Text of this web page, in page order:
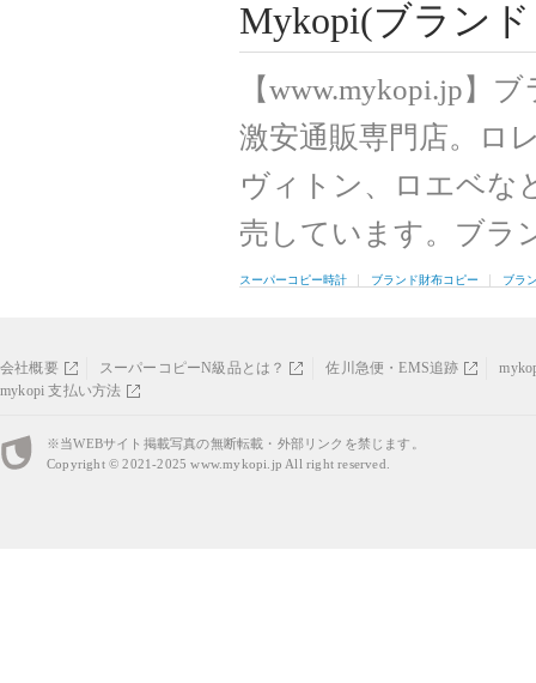
Mykopi(ブラン
【www.mykopi.jp】
激安通販専門店。ロ
ヴィトン、ロエベな
売しています。ブラ
スーパーコピー時計 ブランド財布コピー ブラ
会社概要 スーパーコピーN級品とは？ 佐川急便・EMS追跡
mykopi 支払い方法
※当WEBサイト掲載写真の無断転載・外部リンクを禁じます。
Copyright © 2021-2025www.mykopi.jp All right reserved.